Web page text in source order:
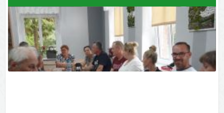
ZDJĘĆ